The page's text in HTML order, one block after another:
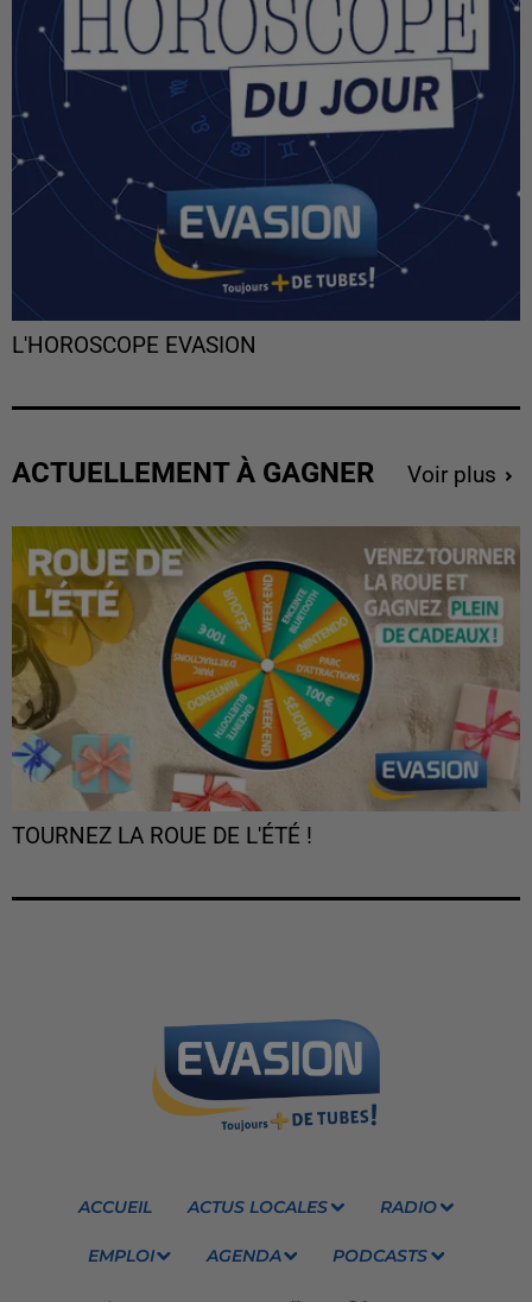
L'HOROSCOPE EVASION
ACTUELLEMENT À GAGNER Voir plus
TOURNEZ LA ROUE DE L'ÉTÉ !
ACCUEIL ACTUS LOCALES RADIO
EMPLOI AGENDA PODCASTS